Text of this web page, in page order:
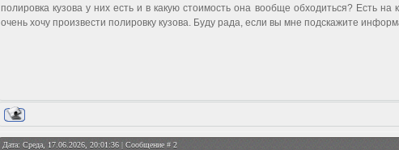
полировка кузова у них есть и в какую стоимость она вообще обходиться? Есть на
очень хочу произвести полировку кузова. Буду рада, если вы мне подскажите
Дата: Среда, 17.06.2026, 20:01:36 | Сообщение # 2